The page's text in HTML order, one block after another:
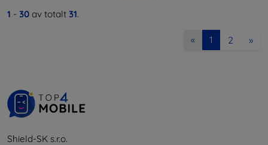
1 - 30 av totalt 31.
« 1 2 »
Shield-SK s.r.o.